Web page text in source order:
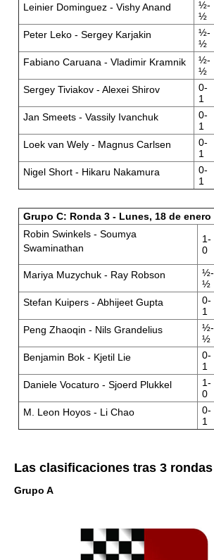
Leinier Dominguez - Vishy Anand
½-
½
Peter Leko - Sergey Karjakin
½-
½
Fabiano Caruana - Vladimir Kramnik
½-
½
Sergey Tiviakov - Alexei Shirov
0-
1
Jan Smeets - Vassily Ivanchuk
0-
1
Loek van Wely - Magnus Carlsen
0-
1
Nigel Short - Hikaru Nakamura
0-
1
Grupo C: Ronda 3 - Lunes, 18 de enero
Robin Swinkels - Soumya
Swaminathan
1-
0
Mariya Muzychuk - Ray Robson
½-
½
Stefan Kuipers - Abhijeet Gupta
0-
1
Peng Zhaoqin - Nils Grandelius
½-
½
Benjamin Bok - Kjetil Lie
0-
1
Daniele Vocaturo - Sjoerd Plukkel
1-
0
M. Leon Hoyos - Li Chao
0-
1
Las clasificaciones tras 3 rondas
Grupo A